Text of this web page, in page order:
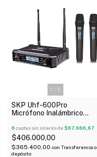
1 / 5
SKP Uhf-600Pro
Micrófono Inalámbrico
6 cuotas sin interés de$67.666,67
$406.000,00
$365.400,00 con Transferencia o
depósito